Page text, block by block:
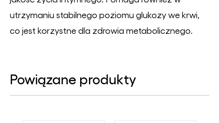
utrzymaniu stabilnego poziomu glukozy we krwi,
co jest korzystne dla zdrowia metabolicznego.
Powiązane produkty